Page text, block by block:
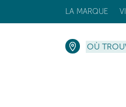
LA MARQUE
OÙ